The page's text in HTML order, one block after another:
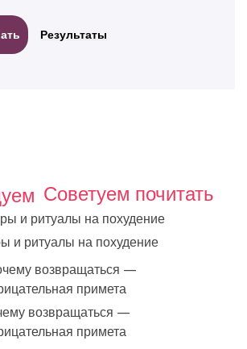
Результаты
Советуем почитать
и ритуалы на похудение
возвращаться —
примета